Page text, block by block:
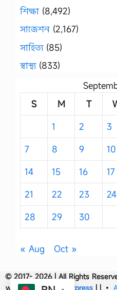
শিক্ষা (8,492)
সাজেশন (2,167)
সাহিত্য(85)
স্বাস্থ্য(833)
S
M T
1
2 3
7
8 9 10
14
15 16 17
21
22 23 24
28
29 30
« Aug Oct »
© 2017- 2026 | All Rights
withBangla News Express | | •